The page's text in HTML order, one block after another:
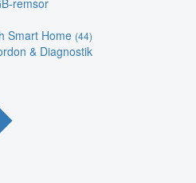
Smart Home (44)
& Diagnostik